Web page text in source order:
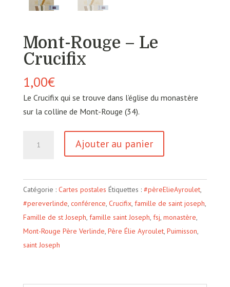
Mont-Rouge – Le
Crucifix
1,00€
Le Crucifix qui se trouve dans l’église du monastère
sur la colline de Mont-Rouge (34).
Rouge
-
Le
Crucifix
Ajouter au panier
Catégorie : Cartes postales Étiquettes : #pèreElieAyroulet,
#pereverlinde, conférence, Crucifix, famille de saint joseph,
Famille de st Joseph, famille saint Joseph, fsj, monastère,
Mont-Rouge Père Verlinde, Père Élie Ayroulet, Puimisson,
saint Joseph